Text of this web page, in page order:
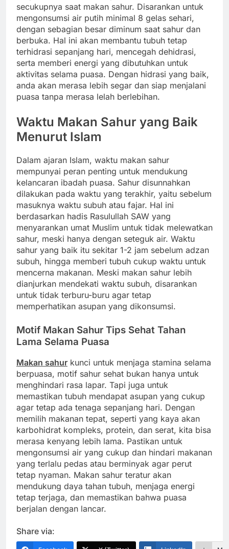
secukupnya saat makan sahur. Disarankan untuk
mengonsumsi air putih minimal 8 gelas sehari,
dengan sebagian besar diminum saat sahur dan
berbuka. Hal ini akan membantu tubuh tetap
terhidrasi sepanjang hari, mencegah dehidrasi,
serta memberi energi yang dibutuhkan untuk
aktivitas selama puasa. Dengan hidrasi yang baik,
anda akan merasa lebih segar dan siap menjalani
puasa tanpa merasa lelah berlebihan.
Waktu Makan Sahur yang Baik
Menurut Islam
Dalam ajaran Islam, waktu makan sahur
mempunyai peran penting untuk mendukung
kelancaran ibadah puasa. Sahur disunnahkan
dilakukan pada waktu yang terakhir, yaitu sebelum
masuknya waktu subuh atau fajar. Hal ini
berdasarkan hadis Rasulullah SAW yang
menyarankan umat Muslim untuk tidak melewatkan
sahur, meski hanya dengan seteguk air. Waktu
sahur yang baik itu sekitar 1-2 jam sebelum adzan
subuh, hingga memberi tubuh cukup waktu untuk
mencerna makanan. Meski makan sahur lebih
dianjurkan mendekati waktu subuh, disarankan
untuk tidak terburu-buru agar tetap
memperhatikan asupan yang dikonsumsi.
Motif Makan Sahur Tips Sehat Tahan
Lama Selama Puasa
Makan sahur kunci untuk menjaga stamina selama
berpuasa, motif sahur sehat bukan hanya untuk
menghindari rasa lapar. Tapi juga untuk
memastikan tubuh mendapat asupan yang cukup
agar tetap ada tenaga sepanjang hari. Dengan
memilih makanan tepat, seperti yang kaya akan
karbohidrat kompleks, protein, dan serat, kita bisa
merasa kenyang lebih lama. Pastikan untuk
mengonsumsi air yang cukup dan hindari makanan
yang terlalu pedas atau berminyak agar perut
tetap nyaman. Makan sahur teratur akan
mendukung daya tahan tubuh, menjaga energi
tetap terjaga, dan memastikan bahwa puasa
berjalan dengan lancar.
Share via: